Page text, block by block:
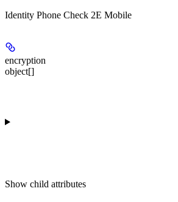
Identity Phone Check 2E Mobile
encryption
object[]
Show child attributes